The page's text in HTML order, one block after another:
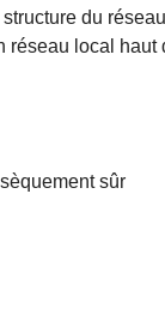
du
local
sûr